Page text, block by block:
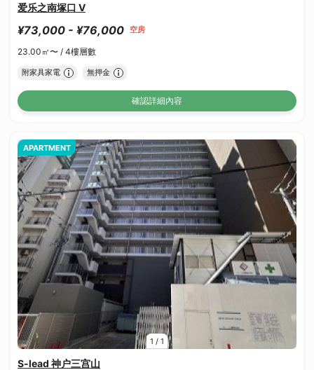
爱乐之南塚口 V
¥73,000 - ¥76,000 空房
23.00㎡〜 / 4樓層數
附家具家電 無押金
確認詳細內容
1 / 1
APARTMENT
S-lead 神户三宫山